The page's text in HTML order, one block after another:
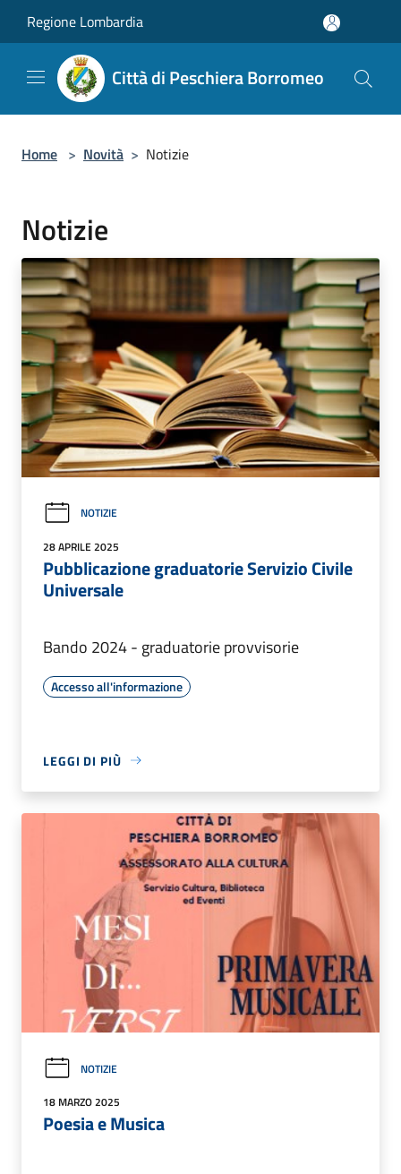
Regione Lombardia
Città di Peschiera Borromeo
Home > Novità > Notizie
Notizie
NOTIZIE
28 APRILE 2025
Pubblicazione graduatorie Servizio Civile
Universale
Bando 2024 - graduatorie provvisorie
Accesso all'informazione
LEGGI DI PIÙ
NOTIZIE
18 MARZO 2025
Poesia e Musica